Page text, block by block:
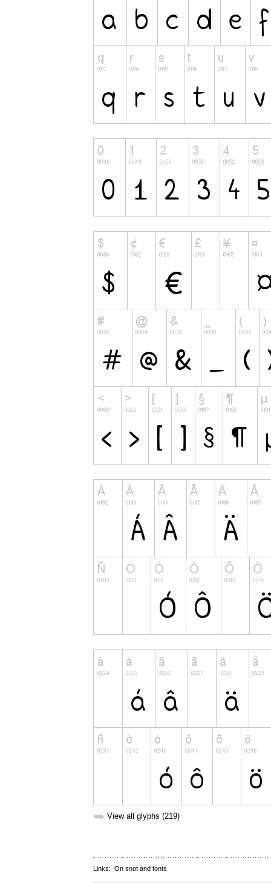
➥ View all glyphs (219)
Links: On snot and fonts